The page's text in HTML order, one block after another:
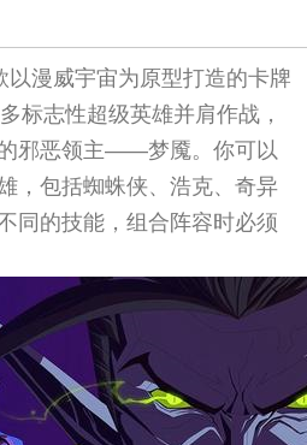
以漫威宇宙为原型打造的卡牌
标志性超级英雄并肩作战，
邪恶领主——梦魇。你可以
，包括蜘蛛侠、浩克、奇异
同的技能，组合阵容时必须